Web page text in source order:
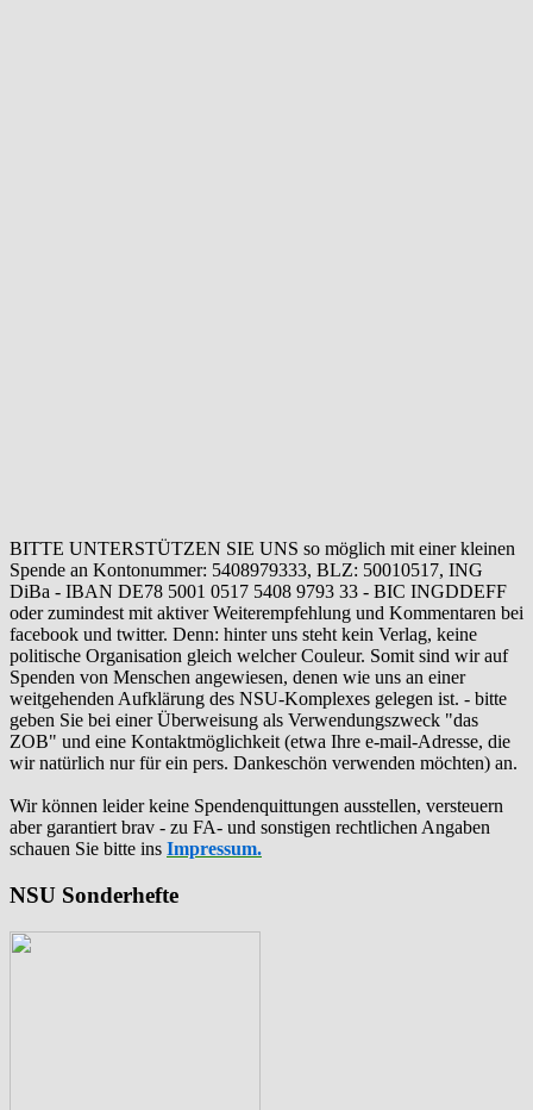
BITTE UNTERSTÜTZEN SIE UNS so möglich mit einer kleinen
Spende an Kontonummer: 5408979333, BLZ: 50010517, ING
DiBa - IBAN DE78 5001 0517 5408 9793 33 - BIC INGDDEFF
oder zumindest mit aktiver Weiterempfehlung und Kommentaren bei
facebook und twitter. Denn: hinter uns steht kein Verlag, keine
politische Organisation gleich welcher Couleur. Somit sind wir auf
Spenden von Menschen angewiesen, denen wie uns an einer
weitgehenden Aufklärung des NSU-Komplexes gelegen ist. - bitte
geben Sie bei einer Überweisung als Verwendungszweck "das
ZOB" und eine Kontaktmöglichkeit (etwa Ihre e-mail-Adresse, die
wir natürlich nur für ein pers. Dankeschön verwenden möchten) an.
Wir können leider keine Spendenquittungen ausstellen, versteuern
aber garantiert brav - zu FA- und sonstigen rechtlichen Angaben
schauen Sie bitte ins Impressum.
NSU Sonderhefte